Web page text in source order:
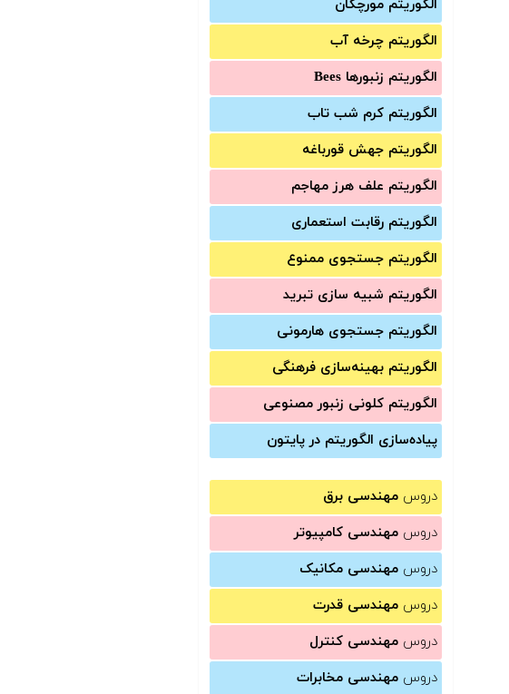
الگوریتم مورچگان
الگوریتم چرخه آب
الگوریتم زنبورها Bees
الگوریتم کرم شب تاب
الگوریتم جهش قورباغه
الگوریتم علف هرز مهاجم
الگوریتم رقابت استعماری
الگوریتم جستجوی ممنوع
الگوریتم شبیه سازی تبرید
الگوریتم جستجوی هارمونی
الگوریتم بهینه‌سازی فرهنگی
الگوریتم کلونی زنبور مصنوعی
پیاده‌سازی الگوریتم در پایتون
دروس مهندسی برق
دروس مهندسی کامپیوتر
دروس مهندسی مکانیک
دروس مهندسی قدرت
دروس مهندسی کنترل
دروس مهندسی مخابرات